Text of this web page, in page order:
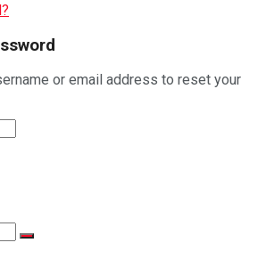
or email address to reset your